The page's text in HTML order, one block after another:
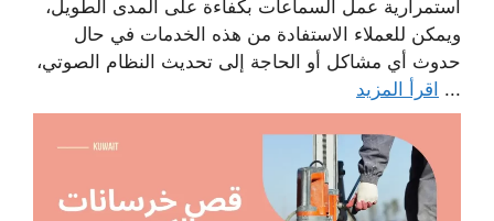
استمرارية عمل السماعات بكفاءة على المدى الطويل،
ويمكن للعملاء الاستفادة من هذه الخدمات في حال
حدوث أي مشاكل أو الحاجة إلى تحديث النظام الصوتي،
... اقرأ المزيد